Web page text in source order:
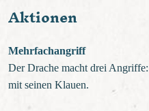
Aktionen
Mehrfachangriff
Der Drache macht drei
mit seinen Klauen.